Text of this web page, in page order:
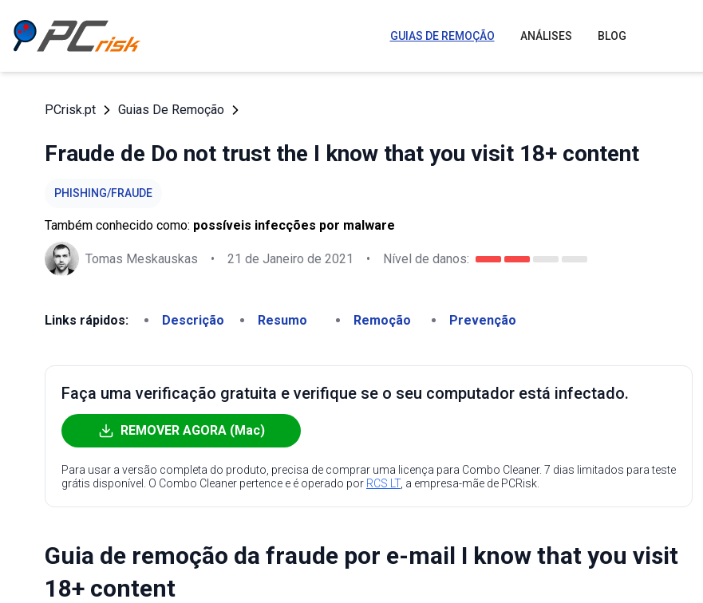
GUIAS DE REMOÇÃO ANÁLISES BLOG
PCrisk.pt Guias De Remoção
Fraude de Do not trust the I know that you visit 18+ content
PHISHING/FRAUDE
Também conhecido como: possíveis infecções por malware
Tomas Meskauskas • 21 de Janeiro de 2021 • Nível de danos:
Links rápidos: Descrição Resumo Remoção Prevenção
Faça uma verificação gratuita e verifique se o seu computador está infectado.
REMOVER AGORA (Mac)
Para usar a versão completa do produto, precisa de comprar uma licença para Combo Cleaner. 7 dias limitados para teste
grátis disponível. O Combo Cleaner pertence e é operado por RCS LT, a empresa-mãe de PCRisk.
Guia de remoção da fraude por e-mail I know that you visit
18+ content